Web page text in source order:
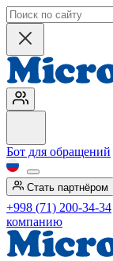
Бот для обращений
Стать партнёром
+998 (71) 200-34-34
компанию